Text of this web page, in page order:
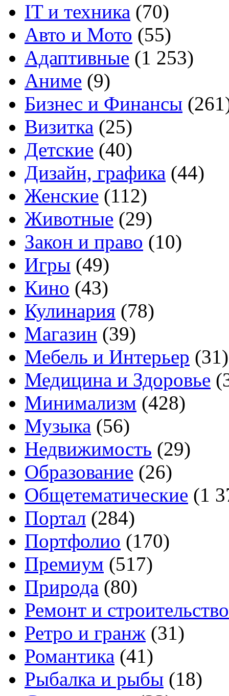
IT и техника (70)
Авто и Мото (55)
Адаптивные (1 253)
Аниме (9)
Бизнес и Финансы
Визитка (25)
Детские (40)
Дизайн, графика (44)
Женские (112)
Животные (29)
Закон и право (10)
Игры (49)
Кино (43)
Кулинария (78)
Магазин (39)
Мебель и Интерьер (31)
Медицина и Здоровье
Минимализм (428)
Музыка (56)
Недвижимость (29)
Образование (26)
Общетематические (1
Портал (284)
Портфолио (170)
Премиум (517)
Природа (80)
Ремонт и строительство
Ретро и гранж (31)
Романтика (41)
Рыбалка и рыбы (18)